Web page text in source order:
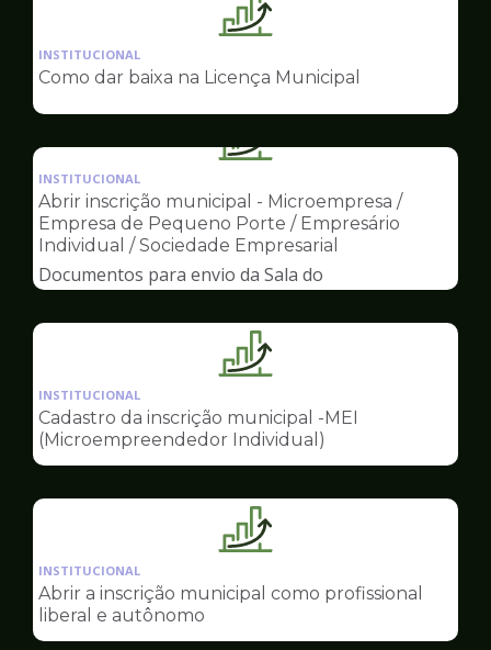
Ilustração
pagina
Sala
do
INSTITUCIONAL
Como dar baixa na Licença Municipal
Ilustração
pagina
de
Sala
do
Empreendedor
INSTITUCIONAL
Abrir inscrição municipal - Microempresa /
Empresa de Pequeno Porte / Empresário
Individual / Sociedade Empresarial
Documentos para envio da Sala do
Ilustração
pagina
de
Sala
Empreendedor
INSTITUCIONAL
Cadastro da inscrição municipal -MEI
(Microempreendedor Individual)
Ilustração
pagina
Sala
INSTITUCIONAL
Abrir a inscrição municipal como profissional
liberal e autônomo